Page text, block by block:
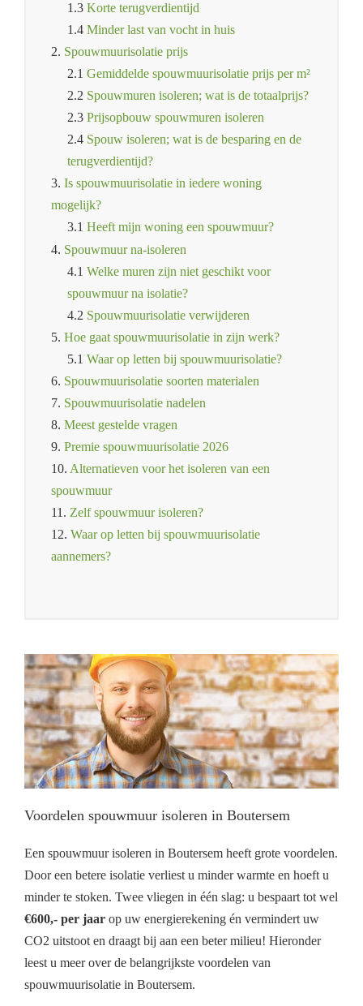
1.3 Korte terugverdientijd
1.4 Minder last van vocht in huis
2. Spouwmuurisolatie prijs
2.1 Gemiddelde spouwmuurisolatie prijs per m²
2.2 Spouwmuren isoleren; wat is de totaalprijs?
2.3 Prijsopbouw spouwmuren isoleren
2.4 Spouw isoleren; wat is de besparing en de
terugverdientijd?
3. Is spouwmuurisolatie in iedere woning
mogelijk?
3.1 Heeft mijn woning een spouwmuur?
4. Spouwmuur na-isoleren
4.1 Welke muren zijn niet geschikt voor
spouwmuur na isolatie?
4.2 Spouwmuurisolatie verwijderen
5. Hoe gaat spouwmuurisolatie in zijn werk?
5.1 Waar op letten bij spouwmuurisolatie?
6. Spouwmuurisolatie soorten materialen
7. Spouwmuurisolatie nadelen
8. Meest gestelde vragen
9. Premie spouwmuurisolatie 2026
10. Alternatieven voor het isoleren van een
spouwmuur
11. Zelf spouwmuur isoleren?
12. Waar op letten bij spouwmuurisolatie
aannemers?
Voordelen spouwmuur isoleren in Boutersem
Een spouwmuur isoleren in Boutersem heeft grote voordelen.
Door een betere isolatie verliest u minder warmte en hoeft u
minder te stoken. Twee vliegen in één slag: u bespaart tot wel
€600,- per jaar op uw energierekening én vermindert uw
CO2 uitstoot en draagt bij aan een beter milieu! Hieronder
leest u meer over de belangrijkste voordelen van
spouwmuurisolatie in Boutersem.